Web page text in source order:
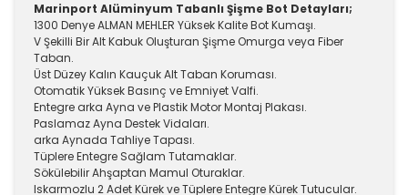
Marinport Alüminyum Tabanlı Şişme Bot Detayları;
1300 Denye ALMAN MEHLER Yüksek Kalite Bot Kumaşı.
V Şekilli Bir Alt Kabuk Oluşturan Şişme Omurga veya Fiber
Taban.
Üst Düzey Kalın Kauçuk Alt Taban Koruması.
Otomatik Yüksek Basınç ve Emniyet Valfi.
Entegre arka Ayna ve Plastik Motor Montaj Plakası.
Paslamaz Ayna Destek Vidaları.
arka Aynada Tahliye Tapası.
Tüplere Entegre Sağlam Tutamaklar.
Sökülebilir Ahşaptan Mamul Oturaklar.
Iskarmozlu 2 Adet Kürek ve Tüplere Entegre Kürek Tutucular.